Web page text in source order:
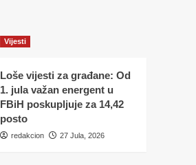
Vijesti
Loše vijesti za građane: Od
1. jula važan energent u
FBiH poskupljuje za 14,42
posto
redakcion 27 Jula, 2026